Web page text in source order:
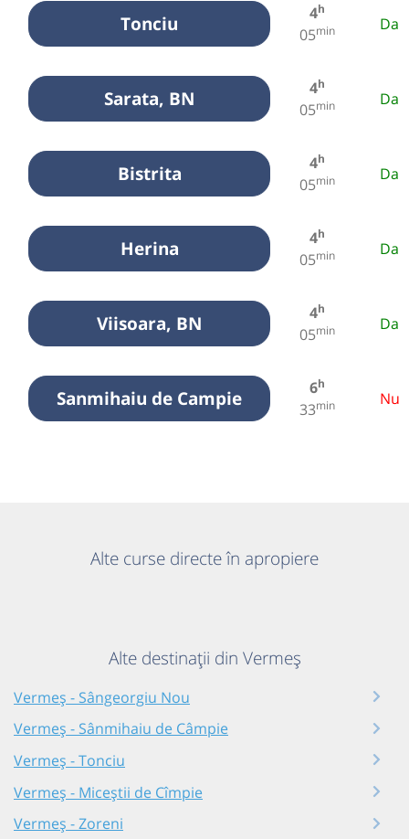
Tonciu 4h
05min Da
Sarata, BN 4h
05min Da
Bistrita 4h
05min Da
Herina 4h
05min Da
Viisoara, BN 4h
05min Da
Sanmihaiu de Campie 6h
33min Nu
Alte curse directe în apropiere
Alte destinații din Vermeș
Vermeș - Sângeorgiu Nou
Vermeș - Sânmihaiu de Câmpie
Vermeș - Tonciu
Vermeș - Miceștii de Cîmpie
Vermeș - Zoreni